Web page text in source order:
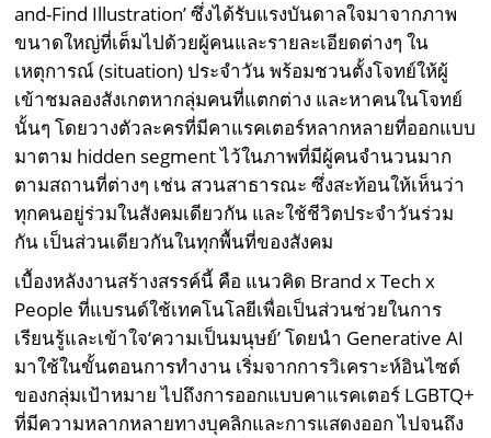
and-Find Illustration’ ซึ่งได้รับแรงบันดาลใจมาจากภาพ
ขนาดใหญ่ที่เต็มไปด้วยผู้คนและรายละเอียดต่างๆ ใน
เหตุการณ์ (situation) ประจำวัน พร้อมชวนตั้งโจทย์ให้ผู้
เข้าชมลองสังเกตหากลุ่มคนที่แตกต่าง และหาคนในโจทย์
นั้นๆ โดยวางตัวละครที่มีคาแรคเตอร์หลากหลายที่ออกแบบ
มาตาม hidden segment ไว้ในภาพที่มีผู้คนจำนวนมาก
ตามสถานที่ต่างๆ เช่น สวนสาธารณะ ซึ่งสะท้อนให้เห็นว่า
ทุกคนอยู่ร่วมในสังคมเดียวกัน และใช้ชีวิตประจำวันร่วม
กัน เป็นส่วนเดียวกันในทุกพื้นที่ของสังคม
เบื้องหลังงานสร้างสรรค์นี้ คือ แนวคิด Brand x Tech x
People ที่แบรนด์ใช้เทคโนโลยีเพื่อเป็นส่วนช่วยในการ
เรียนรู้และเข้าใจ‘ความเป็นมนุษย์’ โดยนำ Generative AI
มาใช้ในขั้นตอนการทำงาน เริ่มจากการวิเคราะห์อินไซต์
ของกลุ่มเป้าหมาย ไปถึงการออกแบบคาแรคเตอร์ LGBTQ+
ที่มีความหลากหลายทางบุคลิกและการแสดงออก ไปจนถึง